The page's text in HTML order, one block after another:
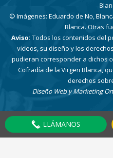
© Imágenes: Eduardo de No,
Blanca. Otras
Aviso: Todos los contenidos del
videos, su diseño y los
pudieran corresponder a dichos
Cofradía de la Virgen Blanca,
derechos
Diseño Web y Marketing
LLÁMANOS